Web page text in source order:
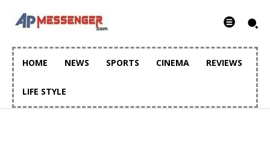
HOME NEWS SPORTS CINEMA REVIEWS
LIFE STYLE